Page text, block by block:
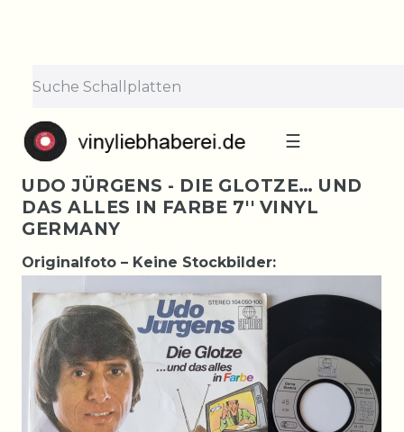
☰
UDO JÜRGENS - DIE GLOTZE… UND
DAS ALLES IN FARBE 7'' VINYL
GERMANY
Originalfoto – Keine Stockbilder: